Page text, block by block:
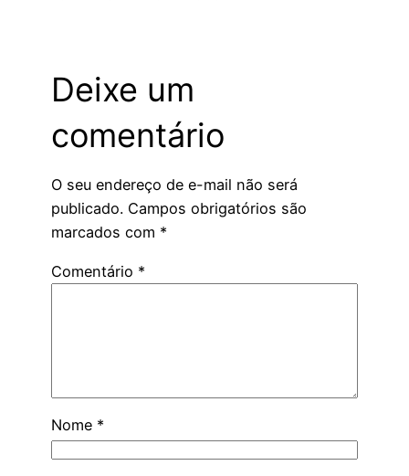
Deixe um
comentário
O seu endereço de e-mail não será
publicado. Campos obrigatórios são
marcados com *
Comentário *
Nome *